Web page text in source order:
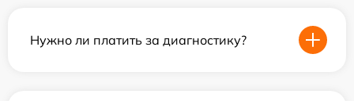
Нужно ли платить за диагностику?